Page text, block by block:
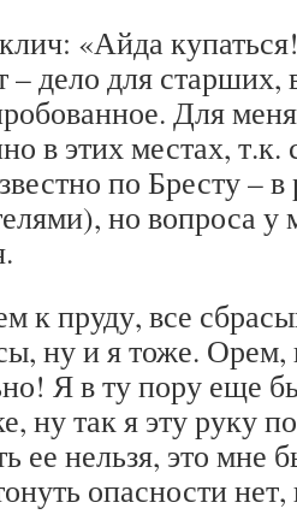
«Айда
дело для старших,
Для
в этих местах, т.к.
по Бресту –
но вопроса у
к пруду, все
ну и я тоже.
Я в ту пору еще
ну так я эту руку
ее нельзя, это мне
опасности нет,